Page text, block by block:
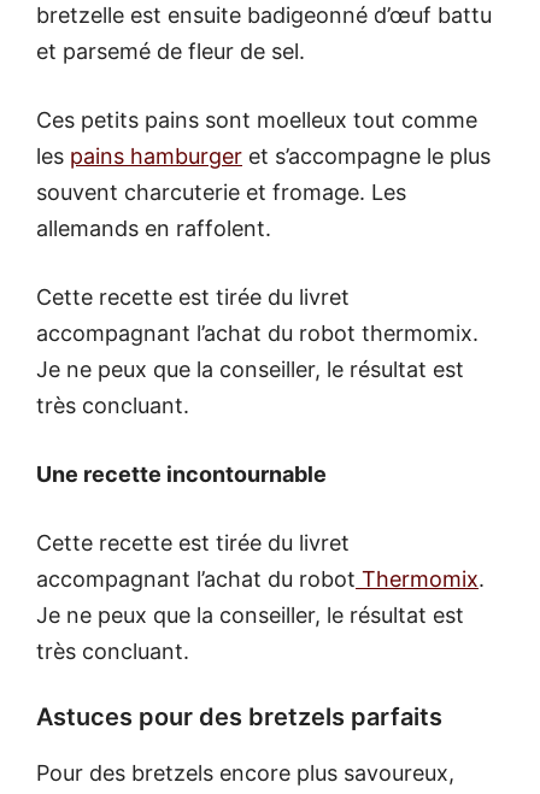
bretzelle est ensuite badigeonné d’œuf battu
et parsemé de fleur de sel.
Ces petits pains sont moelleux tout comme
les pains hamburger et s’accompagne le plus
souvent charcuterie et fromage. Les
allemands en raffolent.
Cette recette est tirée du livret
accompagnant l’achat du robot thermomix.
Je ne peux que la conseiller, le résultat est
très concluant.
Une recette incontournable
Cette recette est tirée du livret
accompagnant l’achat du robot Thermomix.
Je ne peux que la conseiller, le résultat est
très concluant.
Astuces pour des bretzels parfaits
Pour des bretzels encore plus savoureux,